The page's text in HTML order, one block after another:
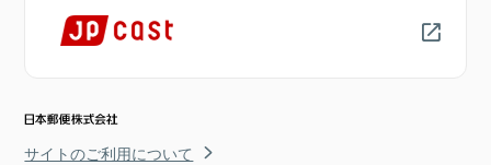
サイトのご利用について